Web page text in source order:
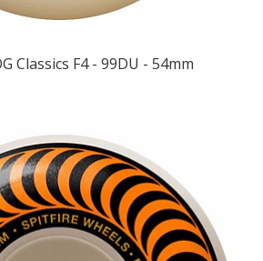
Classics F4 - 99DU - 54mm